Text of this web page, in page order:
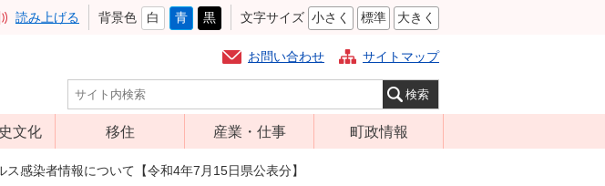
読み上げる 背景色 白 青 黒 文字サイズ 小さく 標準 大きく
お問い合わせ サイトマップ
文化 移住 産業・仕事
経営支援・金融
町政情報
感染者情報について【令和4年7月15日県公表分】